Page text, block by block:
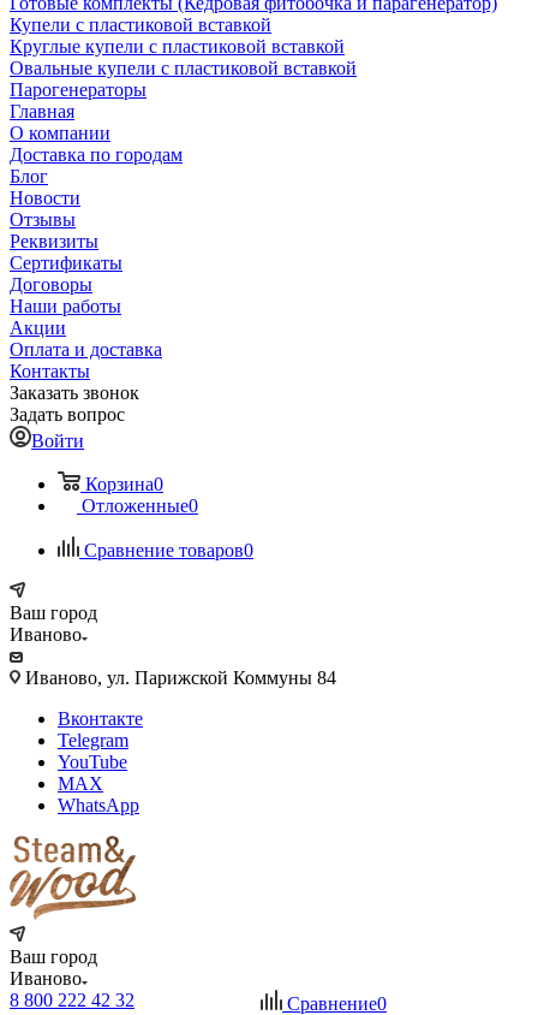
Купели с пластиковой вставкой
Круглые купели с пластиковой вставкой
Овальные купели с пластиковой вставкой
Парогенераторы
Главная
О компании
Доставка по городам
Блог
Новости
Отзывы
Реквизиты
Сертификаты
Договоры
Наши работы
Акции
Оплата и доставка
Контакты
Заказать звонок
Задать вопрос
Войти
Корзина0
Отложенные0
Сравнение товаров0
Ваш город
Иваново
Иваново, ул. Парижской Коммуны 84
Вконтакте
Telegram
YouTube
MAX
WhatsApp
Ваш город
Иваново
8 800 222 42 32
Сравнение0